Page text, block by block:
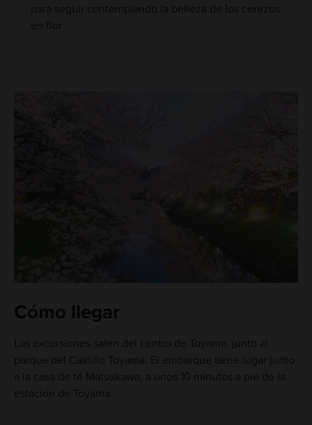
para seguir contemplando la belleza de los cerezos
en flor
Cómo llegar
Las excursiones salen del centro de Toyama, junto al
parque del Castillo Toyama. El embarque tiene lugar junto
a la casa de té Matsukawa, a unos 10 minutos a pie de la
estación de Toyama.